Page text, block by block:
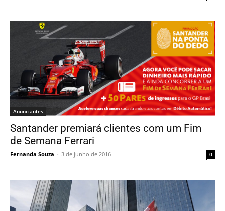
Anunciantes
Santander premiará clientes com um Fim
de Semana Ferrari
Fernanda Souza - 3 de junho de 2016 0